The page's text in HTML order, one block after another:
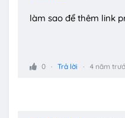
làm sao để thêm link
0 Trả lời 4 năm